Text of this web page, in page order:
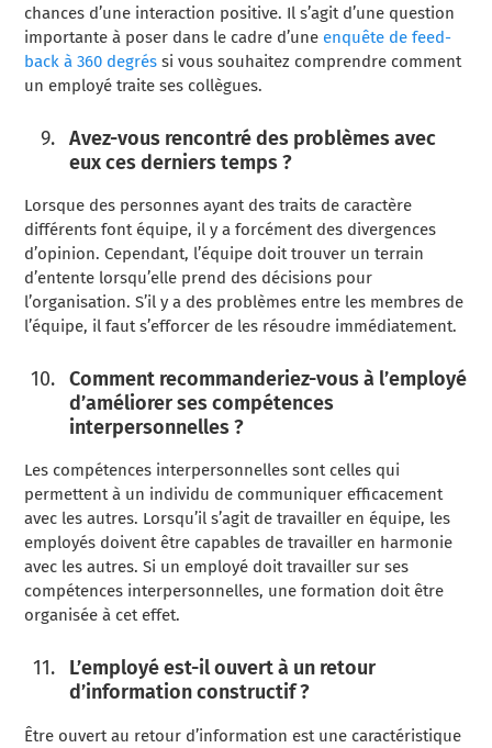
chances d’une interaction positive. Il s’agit d’une question
importante à poser dans le cadre d’une enquête de feed-
back à 360 degrés si vous souhaitez comprendre comment
un employé traite ses collègues.
Avez-vous rencontré des problèmes avec
eux ces derniers temps ?
Lorsque des personnes ayant des traits de caractère
différents font équipe, il y a forcément des divergences
d’opinion. Cependant, l’équipe doit trouver un terrain
d’entente lorsqu’elle prend des décisions pour
l’organisation. S’il y a des problèmes entre les membres de
l’équipe, il faut s’efforcer de les résoudre immédiatement.
Comment recommanderiez-vous à l’employé
d’améliorer ses compétences
interpersonnelles ?
Les compétences interpersonnelles sont celles qui
permettent à un individu de communiquer efficacement
avec les autres. Lorsqu’il s’agit de travailler en équipe, les
employés doivent être capables de travailler en harmonie
avec les autres. Si un employé doit travailler sur ses
compétences interpersonnelles, une formation doit être
organisée à cet effet.
L’employé est-il ouvert à un retour
d’information constructif ?
Être ouvert au retour d’information est une caractéristique